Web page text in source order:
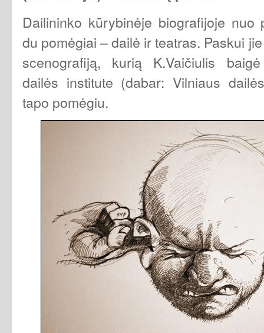
Dailininko kūrybinėje biografijoje nuo
du pomėgiai – dailė ir teatras. Paskui
scenografiją, kurią K.Vaičiulis
dailės institute (dabar: Vilniaus
tapo pomėgiu.